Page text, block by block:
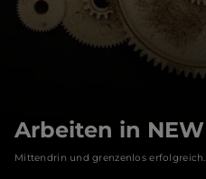
Arbeiten in NEW
Mittendrin und grenzenlos erfolgreich.